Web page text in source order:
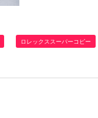
ロレックススーパーコピー